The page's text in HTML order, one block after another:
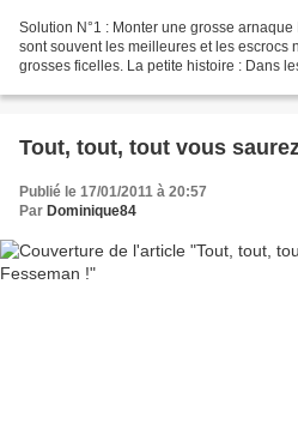
Solution N°1 : Monter une grosse
sont souvent les meilleures et les escrocs
grosses ficelles. La petite histoire : Dans
Tout, tout, tout vous
Publié le 17/01/2011 à 20:57
Par Dominique84